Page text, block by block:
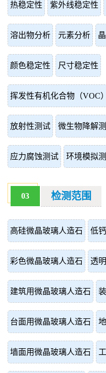
热稳定性 紫外线稳定性
溶出物分析 元素分析
颜色稳定性 尺寸稳定性
挥发性有机化合物（VOC
放射性测试 微生物降解
应力腐蚀测试 环境模拟
03 检测范围
高硅微晶玻璃人造石 低
彩色微晶玻璃人造石 透
建筑用微晶玻璃人造石
台面用微晶玻璃人造石
墙面用微晶玻璃人造石